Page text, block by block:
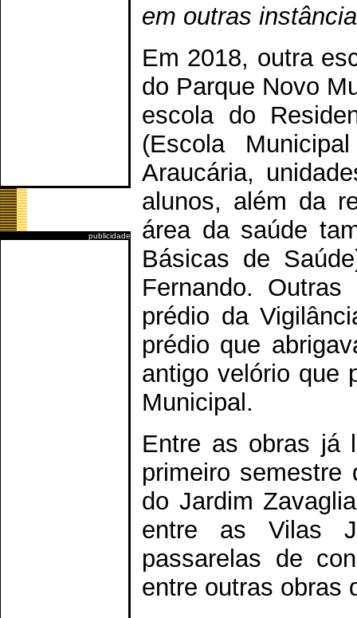
publicidade
em outras
Em 2018, outra
do Parque Novo
escola do
(Escola
Araucária,
alunos, além da
área da saúde
Básicas de
Fernando.
prédio da
prédio que
antigo velório que
Municipal.
Entre as obras já
primeiro
do Jardim
entre as Vilas
passarelas de
entre outras obras